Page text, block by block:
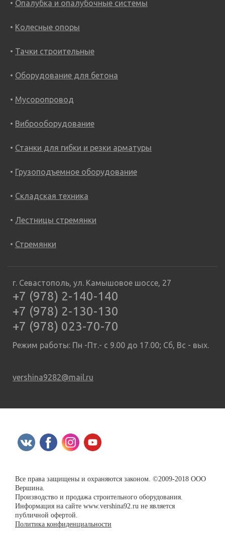
Опалубка и опалубочные системы
Колесные опоры
Тачки строительные
Оборудование для бетона
Мусоропровод
Виброоборудование
Станки для гибки и резки арматуры
Грузоподъемное оборудование
Складская техника
Лестницы стремянки
Стремянки
г. Севастополь, ул. Камышовое шоссе, 27
+7 (978) 2-140-140
+7 (978) 2-130-130
+7 (978) 023-70-70
Режим работы: Пн -Пт.- с 9.00 до 17.00; Сб, Вс - вых.
vershina9282@mail.ru
Все права защищены и охраняются законом. ©2009-2018 ООО
Вершина.
Производство и продажа строительного оборудования.
Информация на сайте www.vershina92.ru не является
публичной офертой.
Политика конфиденциальности